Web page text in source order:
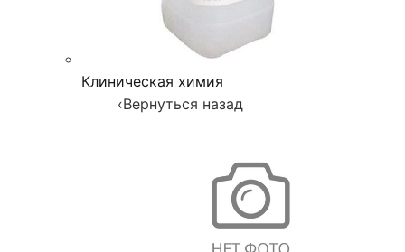
Клиническая химия
‹Вернуться назад